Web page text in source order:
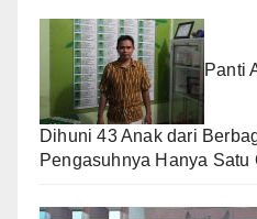
Panti
Dihuni 43 Anak dari
Pengasuhnya Hanya Satu